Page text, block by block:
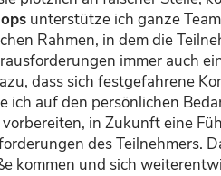
unterstütze ich ganze
Rahmen, in dem die
immer auch
dass sich festgefahrene
ich auf den persönlichen
in Zukunft eine
des Teilnehmers.
kommen und sich